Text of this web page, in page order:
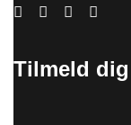
Tilmeld